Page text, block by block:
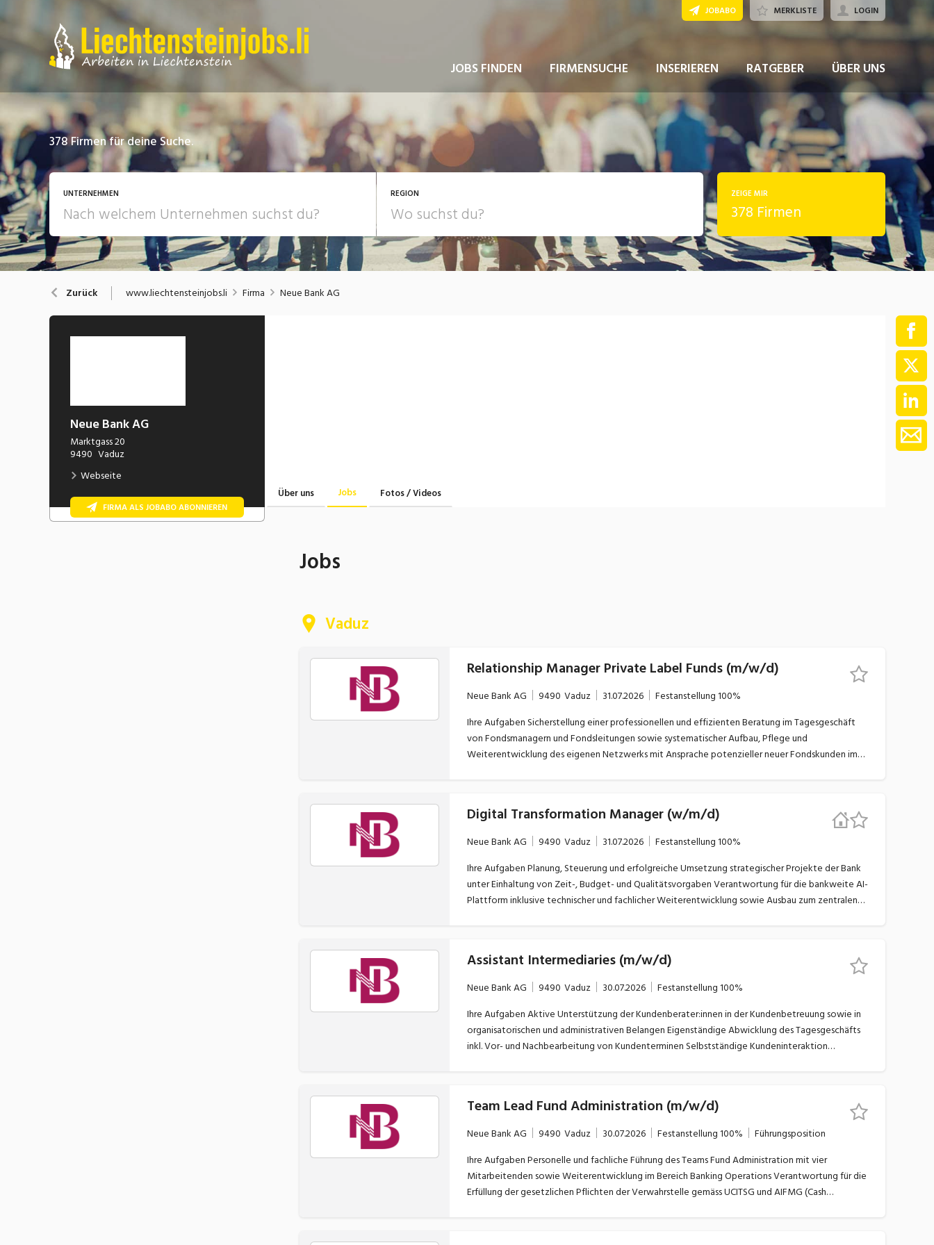
JOBS FINDEN FIRMENSUCHE INSERIEREN RATGEBER ÜBER UNS
JOBABO MERKLISTE LOGIN
378Firmen für deine Suche.
UNTERNEHMEN REGION ZEIGE MIR
378 Firmen
Zurück www.liechtensteinjobs.li Firma Neue Bank AG
Neue Bank AG
Marktgass 20
9490 Vaduz
Webseite
FIRMA ALS JOBABO ABONNIEREN
Über uns Jobs Fotos / Videos
Jobs
Vaduz
Relationship Manager Private Label Funds (m/w/d)
Neue Bank AG 9490 Vaduz 31.07.2026 Festanstellung100%
Ihre Aufgaben Sicherstellung einer professionellen und effizienten Beratung im Tagesgeschäft
von Fondsmanagern und Fondsleitungen sowie systematischer Aufbau, Pflege und
Weiterentwicklung des eigenen Netzwerks mit Ansprache potenzieller neuer Fondskunden im
Fondslösungen, Koordination von Anfragen zu Depot- und Kontoführung,
Wertschriftentransaktionen, Zahlungsverkehr, Corporate Actions und E-Banking-Zugängen
Laufende Beobachtung von Markt- und Wettbewerbsstrends im Bereich Private Label Funds zur
Identifikation von kommerziellen Chancen Mitarbeit im Tagesgeschäft inklusive Vor- und
Nachbearbeitung von Kundenterminen Bearbeitung von Aufträgen in den Bereichen Wertpapier,
Devisen, Derivate und Zahlungsverkehr
Digital Transformation Manager (w/m/d)
Neue Bank AG 9490 Vaduz 31.07.2026 Festanstellung100%
Ihre Aufgaben Planung, Steuerung und erfolgreiche Umsetzung strategischer Projekte der Bank
unter Einhaltung von Zeit-, Budget- und Qualitätsvorgaben Verantwortung für die bankweite AI-
Plattform inklusive technischer und fachlicher Weiterentwicklung sowie Ausbau zum zentralen
Fachbereichen und User-Gruppen, der IT-Abteilung sowie externen Dienstleistern zur
Entwicklung innovativer und regulatorisch konformer Lösungen Aktive Begleitung der
Stakeholder über sämtliche Projektphasen sowie Aufbau von Vertrauen zwischen
Fachbereichen, Management und externen Partnern
Assistant Intermediaries (m/w/d)
Neue Bank AG 9490 Vaduz 30.07.2026 Festanstellung100%
Ihre Aufgaben Aktive Unterstützung der Kundenberater:innen in der Kundenbetreuung sowie in
organisatorischen und administrativen Belangen Eigenständige Abwicklung des Tagesgeschäfts
inkl. Vor- und Nachbearbeitung von Kundenterminen Selbstständige Kundeninteraktion
Team Lead Fund Administration (m/w/d)
Neue Bank AG 9490 Vaduz 30.07.2026 Festanstellung100%
Führungsposition
Ihre Aufgaben Personelle und fachliche Führung des Teams Fund Administration mit vier
Mitarbeitenden sowie Weiterentwicklung im Bereich Banking Operations Verantwortung für die
Erfüllung der gesetzlichen Pflichten der Verwahrstelle gemäss UCITSG und AIFMG (Cash